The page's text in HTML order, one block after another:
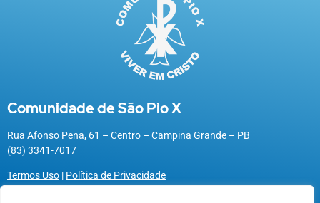
Comunidade de São Pio X
Rua Afonso Pena, 61 – Centro – Campina Grande – PB
(83) 3341-7017
Termos Uso | Política de Privacidade